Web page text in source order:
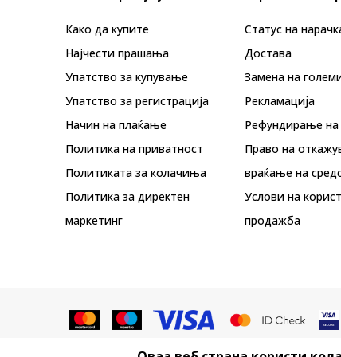
Како да купите
Најчести прашања
Упатство за купување
Упатство за регистрација
Начин на плаќање
Политика на приватност
Политиката за колачиња
Политика за директен
маркетинг
Статус на
Достава
Замена на
Рекламациja
Рефундирање на
Право на
враќање на
Услови на
продажба